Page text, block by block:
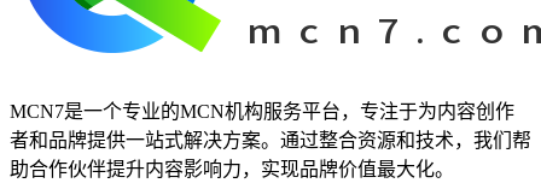
MCN7是一个专业的MCN机构服务平台，专注于为内容创作
者和品牌提供一站式解决方案。通过整合资源和技术，我们帮
助合作伙伴提升内容影响力，实现品牌价值最大化。